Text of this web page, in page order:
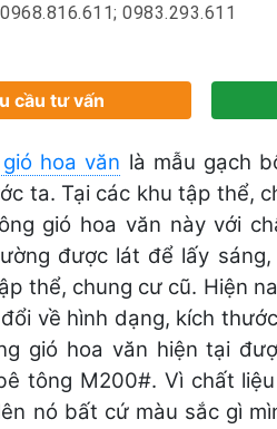
0983.293.611
cầu tư vấn
hoa văn là mẫu gạch
ta. Tại các khu tập thể,
gió hoa văn này với
được lát để lấy
thể, chung cư cũ. Hiện
về hình dạng, kích
gió hoa văn hiện tại
tông M200#. Vì chất
nó bất cứ màu sắc gì